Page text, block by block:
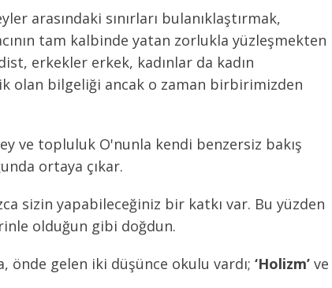
arasındaki sınırları bulanıklaştırmak,
tam kalbinde yatan zorlukla yüzleşmekten
erkekler erkek, kadınlar da kadın
olan bilgeliği ancak o zaman birbirimizden
ve topluluk O'nunla kendi benzersiz bakış
ortaya çıkar.
sizin yapabileceğiniz bir katkı var. Bu yüzden
olduğun gibi doğdun.
önde gelen iki düşünce okulu vardı; ‘Holizm’ ve